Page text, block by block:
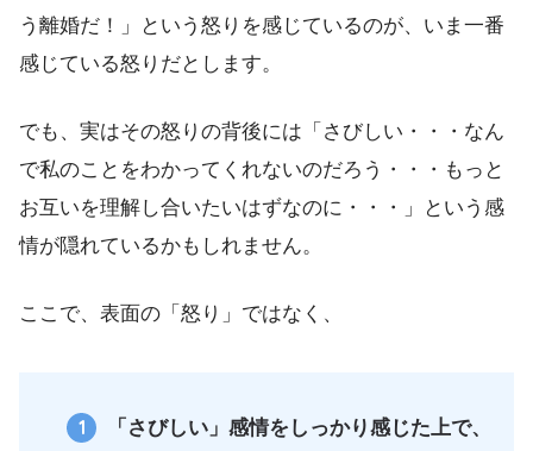
う離婚だ！」という怒りを感じているのが、いま一番
感じている怒りだとします。
でも、実はその怒りの背後には「さびしい・・・なん
で私のことをわかってくれないのだろう・・・もっと
お互いを理解し合いたいはずなのに・・・」という感
情が隠れているかもしれません。
ここで、表面の「怒り」ではなく、
「さびしい」感情をしっかり感じた上で、